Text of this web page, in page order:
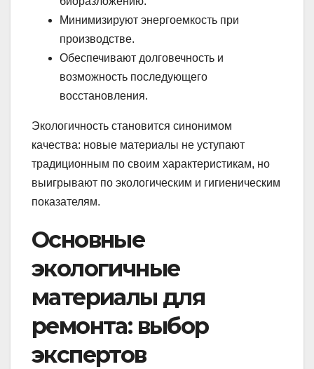
Минимизируют энергоемкость при
производстве.
Обеспечивают долговечность и
возможность последующего
восстановления.
Экологичность становится синонимом
качества: новые материалы не уступают
традиционным по своим характеристикам, но
выигрывают по экологическим и гигиеническим
показателям.
Основные
экологичные
материалы для
ремонта: выбор
экспертов